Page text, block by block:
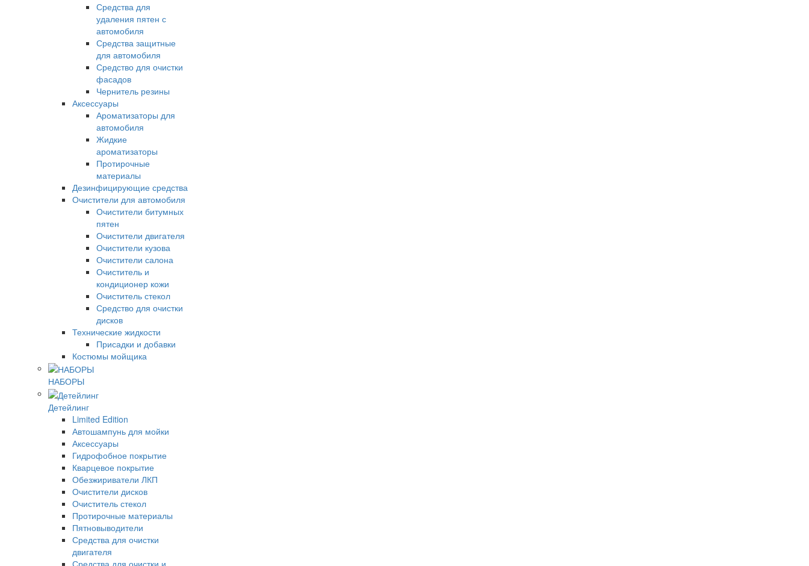
Средства для
удаления пятен с
автомобиля
Средства защитные
для автомобиля
Средство для очистки
фасадов
Чернитель резины
Аксессуары
Ароматизаторы для
автомобиля
Жидкие
ароматизаторы
Протирочные
материалы
Дезинфицирующие средства
Очистители для автомобиля
Очистители битумных
пятен
Очистители двигателя
Очистители кузова
Очистители салона
Очиститель и
кондиционер кожи
Очиститель стекол
Средство для очистки
дисков
Технические жидкости
Присадки и добавки
Костюмы мойщика
НАБОРЫ
Детейлинг
Limited Edition
Автошампунь для мойки
Аксессуары
Гидрофобное покрытие
Кварцевое покрытие
Обезжириватели ЛКП
Очистители дисков
Очиститель стекол
Протирочные материалы
Пятновыводители
Средства для очистки
двигателя
Средства для очистки и